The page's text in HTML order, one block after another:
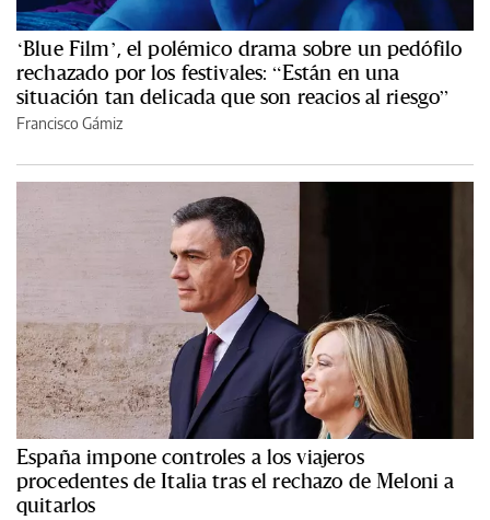
‘Blue Film’, el polémico drama sobre un pedófilo
rechazado por los festivales: “Están en una
situación tan delicada que son reacios al riesgo”
Francisco Gámiz
España impone controles a los viajeros
procedentes de Italia tras el rechazo de Meloni a
quitarlos